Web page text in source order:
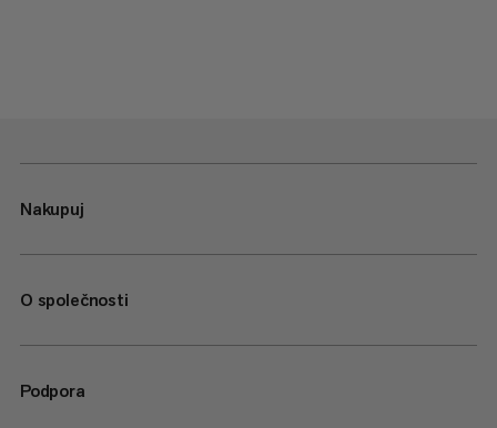
Nakupuj
O společnosti
Podpora